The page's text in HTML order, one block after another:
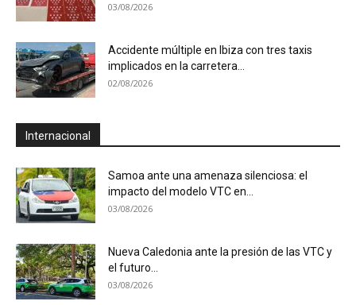
03/08/2026
Accidente múltiple en Ibiza con tres taxis
implicados en la carretera...
02/08/2026
Internacional
Samoa ante una amenaza silenciosa: el
impacto del modelo VTC en...
03/08/2026
Nueva Caledonia ante la presión de las VTC y
el futuro...
03/08/2026